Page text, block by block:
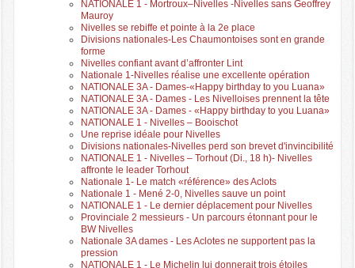
NATIONALE 1 - Mortroux–Nivelles -Nivelles sans Geoffrey
Mauroy
Nivelles se rebiffe et pointe à la 2e place
Divisions nationales-Les Chaumontoises sont en grande
forme
Nivelles confiant avant d’affronter Lint
Nationale 1-Nivelles réalise une excellente opération
NATIONALE 3A - Dames-«Happy birthday to you Luana»
NATIONALE 3A - Dames - Les Nivelloises prennent la tête
NATIONALE 3A - Dames - «Happy birthday to you Luana»
NATIONALE 1 - Nivelles – Booischot
Une reprise idéale pour Nivelles
Divisions nationales-Nivelles perd son brevet d'invincibilité
NATIONALE 1 - Nivelles – Torhout (Di., 18 h)- Nivelles
affronte le leader Torhout
Nationale 1- Le match «référence» des Aclots
Nationale 1 - Mené 2-0, Nivelles sauve un point
NATIONALE 1 - Le dernier déplacement pour Nivelles
Provinciale 2 messieurs - Un parcours étonnant pour le
BW Nivelles
Nationale 3A dames - Les Aclotes ne supportent pas la
pression
NATIONALE 1 - Le Michelin lui donnerait trois étoiles